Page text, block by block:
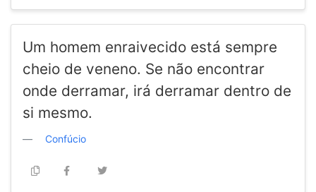
Um homem enraivecido está sempre
cheio de veneno. Se não encontrar
onde derramar, irá derramar dentro de
si mesmo.
Confúcio